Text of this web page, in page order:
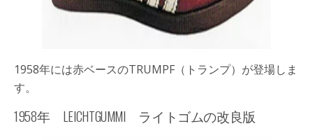
1958年には赤ベースのTRUMPF （トランプ）が登場しま
す。
1958年 LEICHTGUMMI ライトゴムの改良版